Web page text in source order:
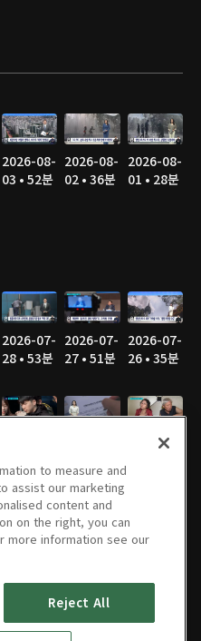
2026-08-
03 • 52분
2026-08-
02 • 36분
2026-08-
01 • 28분
2026-07-
28 • 53분
2026-07-
27 • 51분
2026-07-
26 • 35분
22 • 50분
2026-07-
2026-07- 2026-07-
2026-07-
to measure and
assist our marketing
content and
on the right, you can
more information see our
Reject All